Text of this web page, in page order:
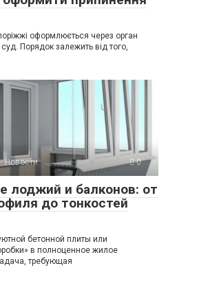
оформлюється через орган
Порядок залежить від того,
Новости 0
лоджий и балконов: от
до тонкостей
бетонной плиты или
в полноценное жилое
требующая